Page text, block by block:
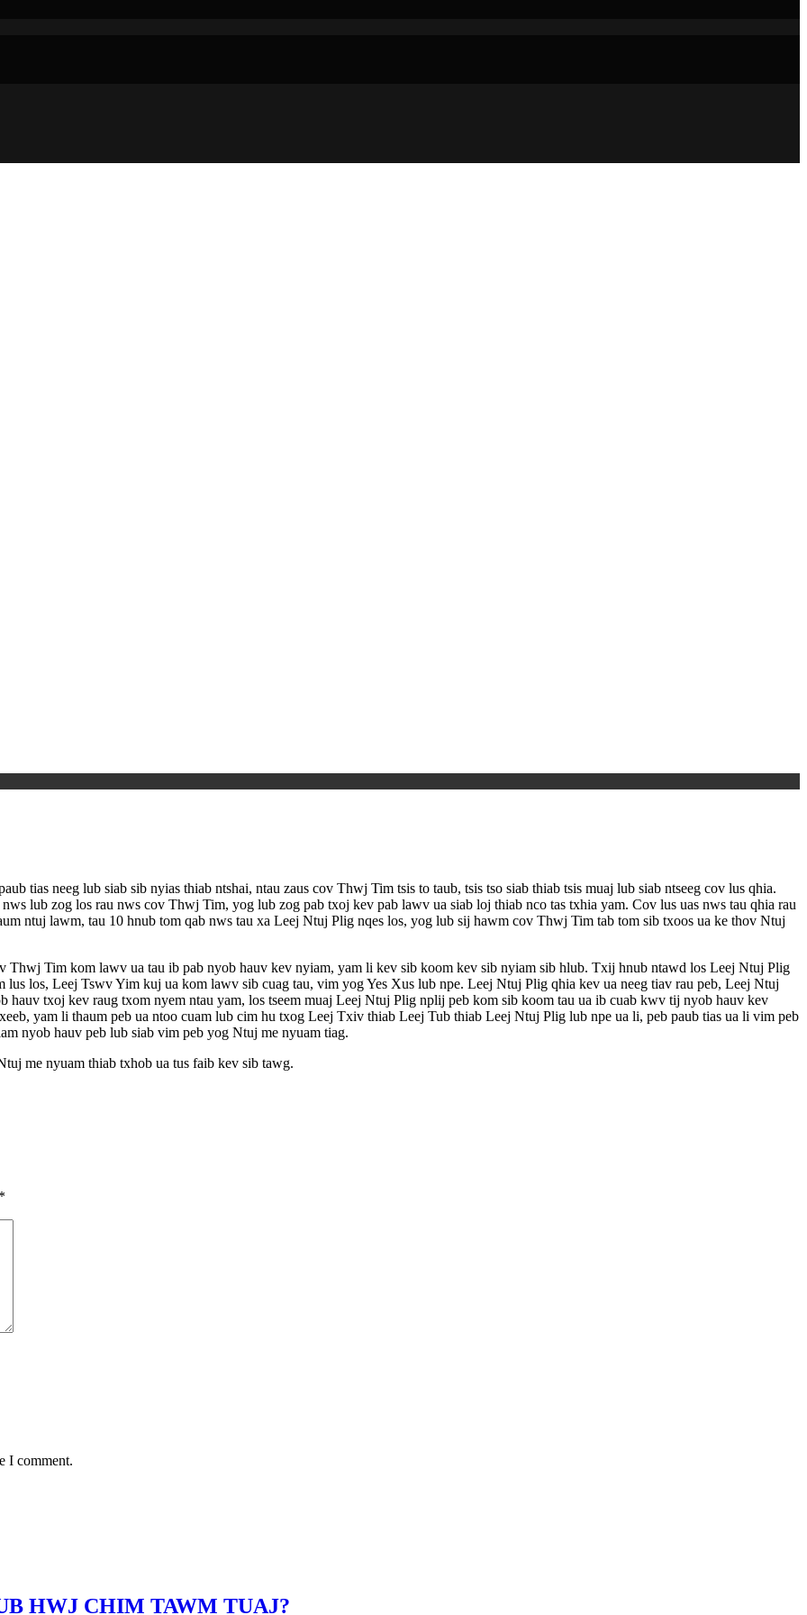
tias neeg lub siab sib nyias thiab ntshai, ntau zaus cov Thwj Tim tsis to taub, tsis tso siab thiab tsis muaj lub siab ntseeg cov lus qhia.
lub zog los rau nws cov Thwj Tim, yog lub zog pab txoj kev pab lawv ua siab loj thiab nco tas txhia yam. Cov lus uas nws tau qhia rau
ntuj lawm, tau 10 hnub tom qab nws tau xa Leej Ntuj Plig nqes los, yog lub sij hawm cov Thwj Tim tab tom sib txoos ua ke thov Ntuj
Thwj Tim kom lawv ua tau ib pab nyob hauv kev nyiam, yam li kev sib koom kev sib nyiam sib hlub. Txij hnub ntawd los Leej Ntuj Plig
lus los, Leej Tswv Yim kuj ua kom lawv sib cuag tau, vim yog Yes Xus lub npe. Leej Ntuj Plig qhia kev ua neeg tiav rau peb, Leej Ntuj
hauv txoj kev raug txom nyem ntau yam, los tseem muaj Leej Ntuj Plig nplij peb kom sib koom tau ua ib cuab kwv tij nyob hauv kev
yam li thaum peb ua ntoo cuam lub cim hu txog Leej Txiv thiab Leej Tub thiab Leej Ntuj Plig lub npe ua li, peb paub tias ua li vim peb
nyob hauv peb lub siab vim peb yog Ntuj me nyuam tiag.
me nyuam thiab txhob ua tus faib kev sib tawg.
I comment.
HWJ CHIM TAWM TUAJ?